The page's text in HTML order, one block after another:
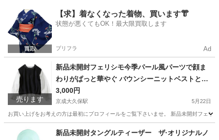
千葉 習志野市 京成大久保駅 メイクアップ 新品
【求】着なくなった着物、買います👘
状態が悪くてもOK！最大限買取します
プリフラ Ad
売ります
新品未開封フェリシモ今季パール風パーツで顔ま
わりがぱっと華やぐ バウンシーニットベストとボ
リュームスリーブブラウスのきれいめセット〈ブ
ラック×ホワイト〉
3,000円
京成大久保駅 5月22日
お買い上げをお考えの方は最初にプロフィールをご覧下さいませ。 新品未開封フェ
京成大久保駅 服/ファッション ベスト
新品未開封タングルティーザー ザ·オリジナルノ